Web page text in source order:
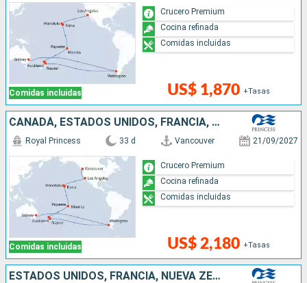
Comidas incluidas US$ 1,870 +Tasas
Crucero Premium
Cocina refinada
Comidas incluidas
CANADÁ, ESTADOS UNIDOS, FRANCIA, NUEVA ZELANDA, CHILE, AUSTRALIA
Comidas incluidas
Royal Princess 33 d Vancouver 21/09/2027
US$ 2,180 +Tasas
Crucero Premium
Cocina refinada
Comidas incluidas
ESTADOS UNIDOS, FRANCIA, NUEVA ZELANDA